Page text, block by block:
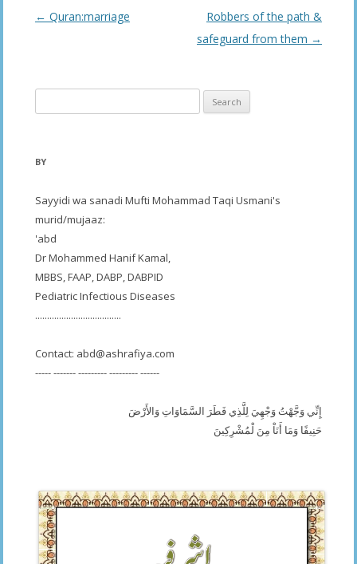
Post
← Quran:marriage
Robbers of the path &
safeguard from them →
for:
BY
Sayyidi wa sanadi Mufti Mohammad Taqi Usmani's
murid/mujaaz:
'abd
Dr Mohammed Hanif Kamal,
MBBS, FAAP, DABP, DABPID
Pediatric Infectious Diseases
....................................
Contact: abd@ashrafiya.com
----- ------- --------- --------- ------
إِنِّي وَجَّهْتُ وَجْهِيَ لِلَّذِي فَطَرَ السَّمَاوَاتِ وَالأَرْضَ
حَنِيفًا وَمَا أَنَاْ مِنَ لْمُشْرِكِينَ